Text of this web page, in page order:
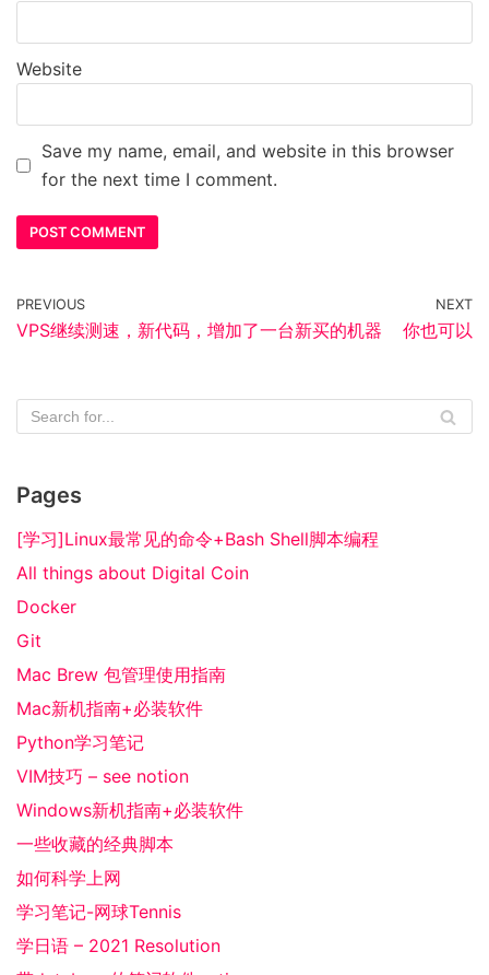
Website
Save my name, email, and website in this browser
for the next time I comment.
PREVIOUS
VPS继续测速，新代码，增加了一台新买的机器
NEXT
你也可以
Pages
[学习]Linux最常见的命令+Bash Shell脚本编程
All things about Digital Coin
Docker
Git
Mac Brew 包管理使用指南
Mac新机指南+必装软件
Python学习笔记
VIM技巧 – see notion
Windows新机指南+必装软件
一些收藏的经典脚本
如何科学上网
学习笔记-网球Tennis
学日语 – 2021 Resolution